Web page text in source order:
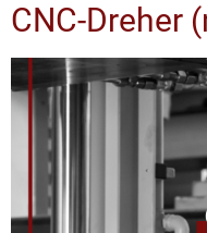
CNC-Dreher